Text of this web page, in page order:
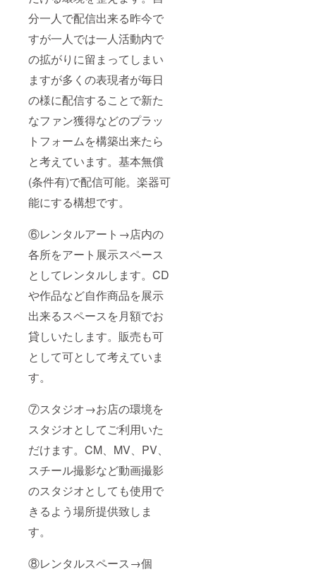
分一人で配信出来る昨今で
すが一人では一人活動内で
の拡がりに留まってしまい
ますが多くの表現者が毎日
の様に配信することで新た
なファン獲得などのプラッ
トフォームを構築出来たら
と考えています。基本無償
(条件有)で配信可能。楽器可
能にする構想です。
⑥レンタルアート→店内の
各所をアート展示スペース
としてレンタルします。CD
や作品など自作商品を展示
出来るスペースを月額でお
貸しいたします。販売も可
として可として考えていま
す。
⑦スタジオ→お店の環境を
スタジオとしてご利用いた
だけます。CM、MV、PV、
スチール撮影など動画撮影
のスタジオとしても使用で
きるよう場所提供致しま
す。
⑧レンタルスペース→個